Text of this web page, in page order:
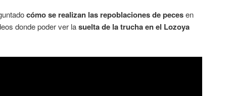
cómo se realizan las repoblaciones de pecesen
donde poder ver lasuelta de la trucha en el Lozoya